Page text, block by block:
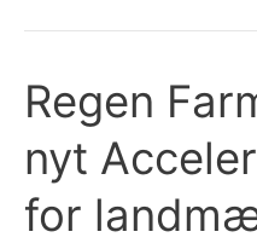
Regen
nyt
for